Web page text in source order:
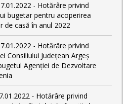
- Hotărâre privind
bugetar pentru acoperirea
de casă în anul 2022
- Hotărâre privind
Consiliului Județean Argeș
Agenției de Dezvoltare
- Hotărâre privind